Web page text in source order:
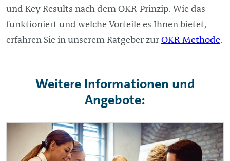
und Key Results nach dem OKR-Prinzip. Wie das
funktioniert und welche Vorteile es Ihnen bietet,
erfahren Sie in unserem Ratgeber zurOKR-Methode.
Weitere Informationen und
Angebote: